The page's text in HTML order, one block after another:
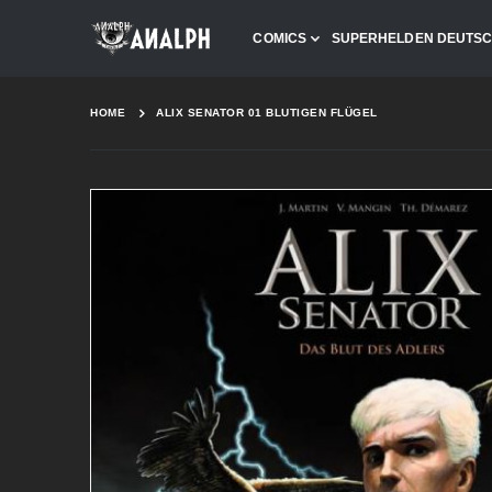
COMICS SUPERHELDEN
HOME ALIX SENATOR 01 BLUTIGEN FLÜGEL